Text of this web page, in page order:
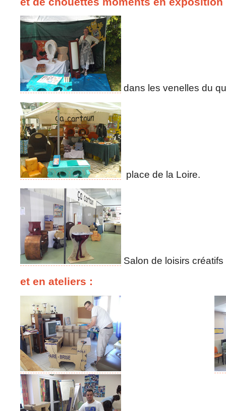
dans les venelles du
place de la Loire.
Salon de loisirs créatifs
et en ateliers :